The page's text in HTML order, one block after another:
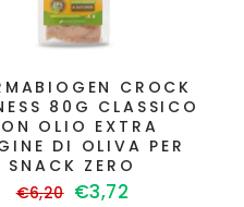
CROCK
80G CLASSICO
OLIO EXTRA
DI OLIVA PER
SNACK ZERO
Prezzo
€6,20 Prezzo
€3,72